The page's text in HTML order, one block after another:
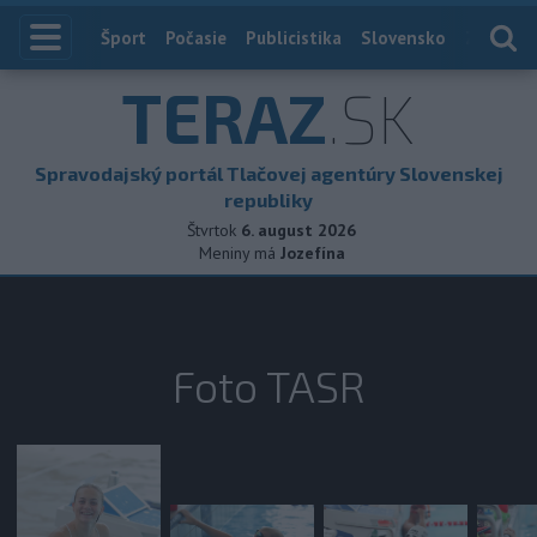
Index
Šport Počasie Publicistika Slovensko
TERAZ.SK
Spravodajský portál Tlačovej agentúry Slovenskej
republiky
Štvrtok 6. august 2026
Meniny má Jozefína
Foto TASR